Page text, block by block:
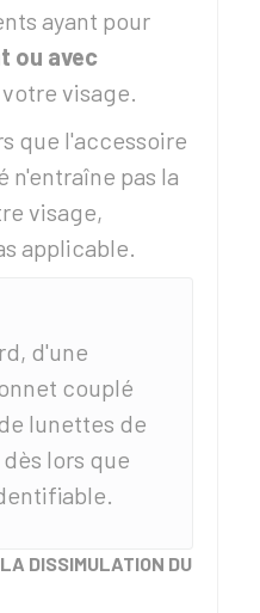
ayant pour
ou avec
visage.
que l'accessoire
n'entraîne pas la
visage,
applicable.
d'une
couplé
lunettes de
lors que
DISSIMULATION DU